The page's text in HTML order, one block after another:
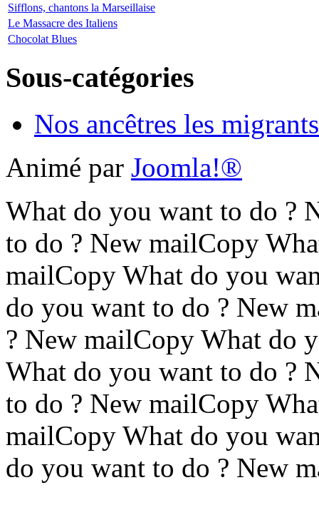
Sifflons, chantons la Marseillaise
Le Massacre des Italiens
Chocolat Blues
Sous-catégories
Nos ancêtres les migrants
Animé par Joomla!®
What do you want to do ?
to do ? New mailCopy
mailCopy What do you
do you want to do ? New
? New mailCopy What do
What do you want to do ?
to do ? New mailCopy
mailCopy What do you
do you want to do ? New